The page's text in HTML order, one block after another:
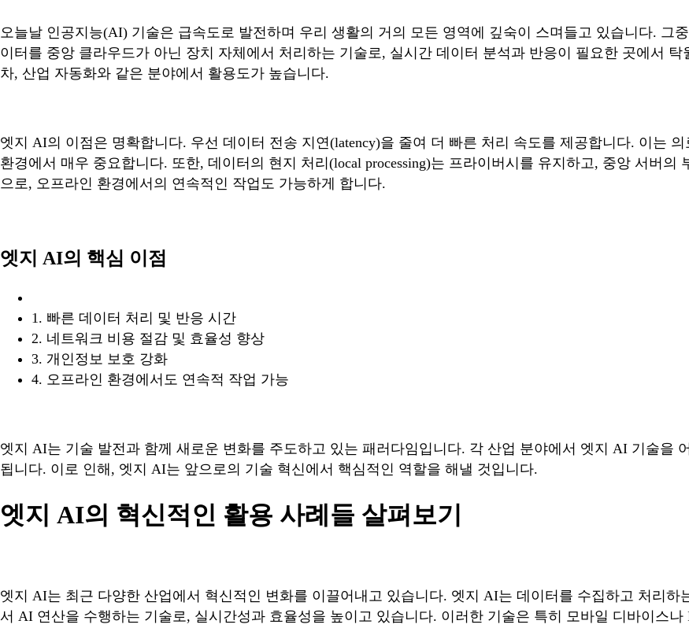
오늘날 인공지능(AI) 기술은 급속도로 발전하며 우리 생활의 거의 모든 영역에 깊숙이 스며들고 있습니다. 그
이터를 중앙 클라우드가 아닌 장치 자체에서 처리하는 기술로, 실시간 데이터 분석과 반응이 필요한 곳에서
차, 산업 자동화와 같은 분야에서 활용도가 높습니다.
엣지 AI의 이점은 명확합니다. 우선 데이터 전송 지연(latency)을 줄여 더 빠른 처리 속도를 제공합니다. 이는
환경에서 매우 중요합니다. 또한, 데이터의 현지 처리(local processing)는 프라이버시를 유지하고, 중앙 서버
으로, 오프라인 환경에서의 연속적인 작업도 가능하게 합니다.
엣지 AI의 핵심 이점
1. 빠른 데이터 처리 및 반응 시간
2. 네트워크 비용 절감 및 효율성 향상
3. 개인정보 보호 강화
4. 오프라인 환경에서도 연속적 작업 가능
엣지 AI는 기술 발전과 함께 새로운 변화를 주도하고 있는 패러다임입니다. 각 산업 분야에서 엣지 AI 기술을
됩니다. 이로 인해, 엣지 AI는 앞으로의 기술 혁신에서 핵심적인 역할을 해낼 것입니다.
엣지 AI의 혁신적인 활용 사례들 살펴보기
엣지 AI는 최근 다양한 산업에서 혁신적인 변화를 이끌어내고 있습니다. 엣지 AI는 데이터를 수집하고 처리하
서 AI 연산을 수행하는 기술로, 실시간성과 효율성을 높이고 있습니다. 이러한 기술은 특히 모바일 디바이스